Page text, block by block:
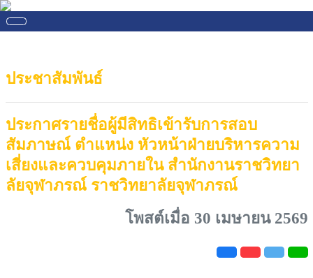
ประชาสัมพันธ์
ประกาศรายชื่อผู้มีสิทธิเข้ารับการสอบ
สัมภาษณ์ ตำแหน่ง หัวหน้าฝ่ายบริหารความ
เสี่ยงและควบคุมภายใน สำนักงานราชวิทยา
ลัยจุฬาภรณ์ ราชวิทยาลัยจุฬาภรณ์
โพสต์เมื่อ 30 เมษายน 2569